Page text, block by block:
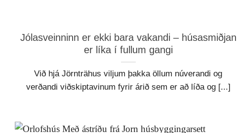
Jólasveinninn er ekki bara vakandi – húsasmiðjan
er líka í fullum gangi
Við hjá Jörnträhus viljum þakka öllum núverandi og
verðandi viðskiptavinum fyrir árið sem er að líða og [...]